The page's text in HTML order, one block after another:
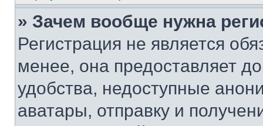
» Зачем вообще нужна
Регистрация не является
менее, она предоставляет
удобства, недоступные
аватары, отправку и